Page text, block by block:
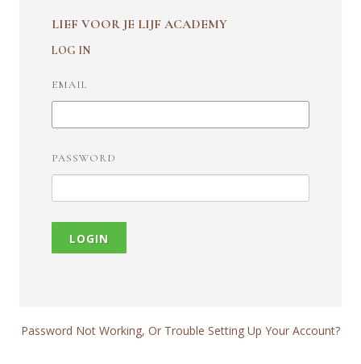
LIEF VOOR JE LIJF ACADEMY
LOG IN
EMAIL
PASSWORD
LOGIN
Password Not Working, Or Trouble Setting Up Your Account?